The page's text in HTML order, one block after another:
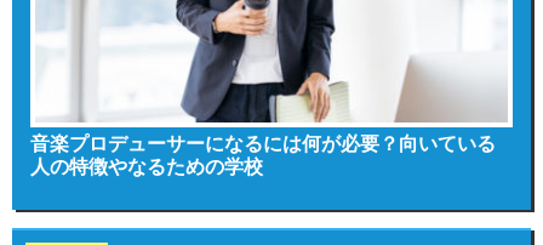
音楽プロデューサーになるには何が必要？向いている
人の特徴やなるための学校